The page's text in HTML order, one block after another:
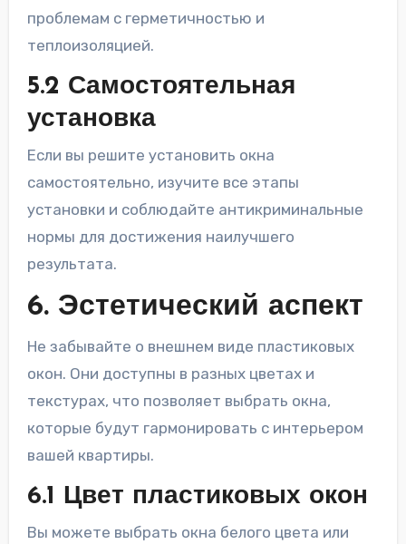
проблемам с герметичностью и
теплоизоляцией.
5.2 Самостоятельная
установка
Если вы решите установить окна
самостоятельно, изучите все этапы
установки и соблюдайте антикриминальные
нормы для достижения наилучшего
результата.
6. Эстетический аспект
Не забывайте о внешнем виде пластиковых
окон. Они доступны в разных цветах и
текстурах, что позволяет выбрать окна,
которые будут гармонировать с интерьером
вашей квартиры.
6.1 Цвет пластиковых окон
Вы можете выбрать окна белого цвета или